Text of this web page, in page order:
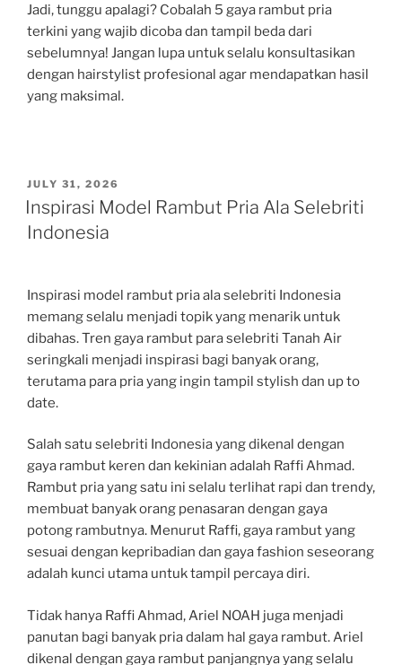
Jadi, tunggu apalagi? Cobalah 5 gaya rambut pria
terkini yang wajib dicoba dan tampil beda dari
sebelumnya! Jangan lupa untuk selalu konsultasikan
dengan hairstylist profesional agar mendapatkan hasil
yang maksimal.
POSTED
ON
JULY 31, 2026
Inspirasi Model Rambut Pria Ala Selebriti
Indonesia
Inspirasi model rambut pria ala selebriti Indonesia
memang selalu menjadi topik yang menarik untuk
dibahas. Tren gaya rambut para selebriti Tanah Air
seringkali menjadi inspirasi bagi banyak orang,
terutama para pria yang ingin tampil stylish dan up to
date.
Salah satu selebriti Indonesia yang dikenal dengan
gaya rambut keren dan kekinian adalah Raffi Ahmad.
Rambut pria yang satu ini selalu terlihat rapi dan trendy,
membuat banyak orang penasaran dengan gaya
potong rambutnya. Menurut Raffi, gaya rambut yang
sesuai dengan kepribadian dan gaya fashion seseorang
adalah kunci utama untuk tampil percaya diri.
Tidak hanya Raffi Ahmad, Ariel NOAH juga menjadi
panutan bagi banyak pria dalam hal gaya rambut. Ariel
dikenal dengan gaya rambut panjangnya yang selalu